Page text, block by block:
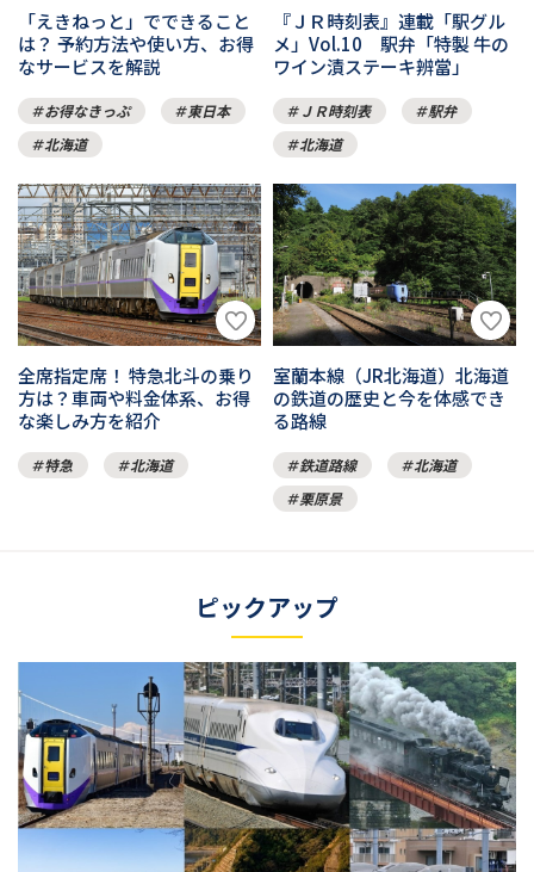
「えきねっと」でできること
は？ 予約方法や使い方、お得
なサービスを解説
お得なきっぷ
東日本
北海道
『ＪＲ時刻表』連載「駅グル
メ」Vol.10 駅弁「特製 牛の
ワイン漬ステーキ辨當」
ＪＲ時刻表
駅弁
北海道
全席指定席！ 特急北斗の乗り
方は？車両や料金体系、お得
な楽しみ方を紹介
特急 北海道
室蘭本線（JR北海道）北海道
の鉄道の歴史と今を体感でき
る路線
鉄道路線
北海道
栗原景
ピックアップ